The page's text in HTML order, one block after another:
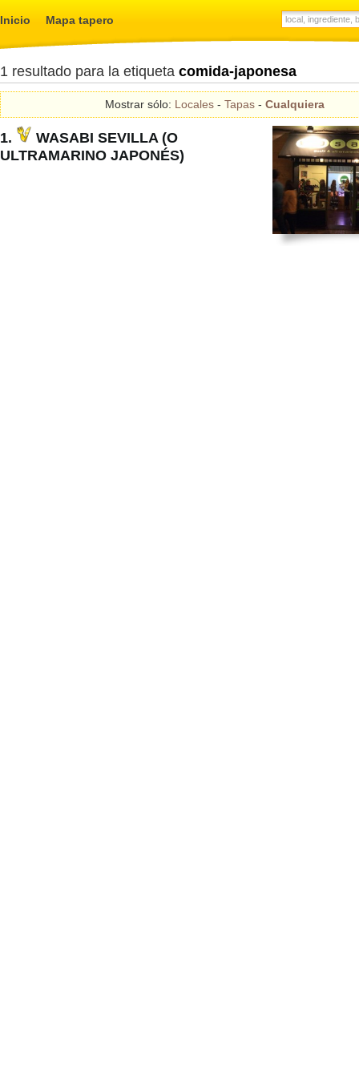
Inicio Mapa tapero
1 resultado para la etiqueta comida-japonesa
Mostrar sólo: Locales- Tapas- Cualquiera
1.
WASABI SEVILLA (O
ULTRAMARINO JAPONÉS)